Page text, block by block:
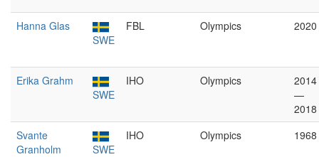
Hanna Glas
SWE
FBL Olympics 2020
Erika Grahm
SWE
IHO Olympics
2014
—
2018
Svante
Granholm
SWE
IHO Olympics 1968